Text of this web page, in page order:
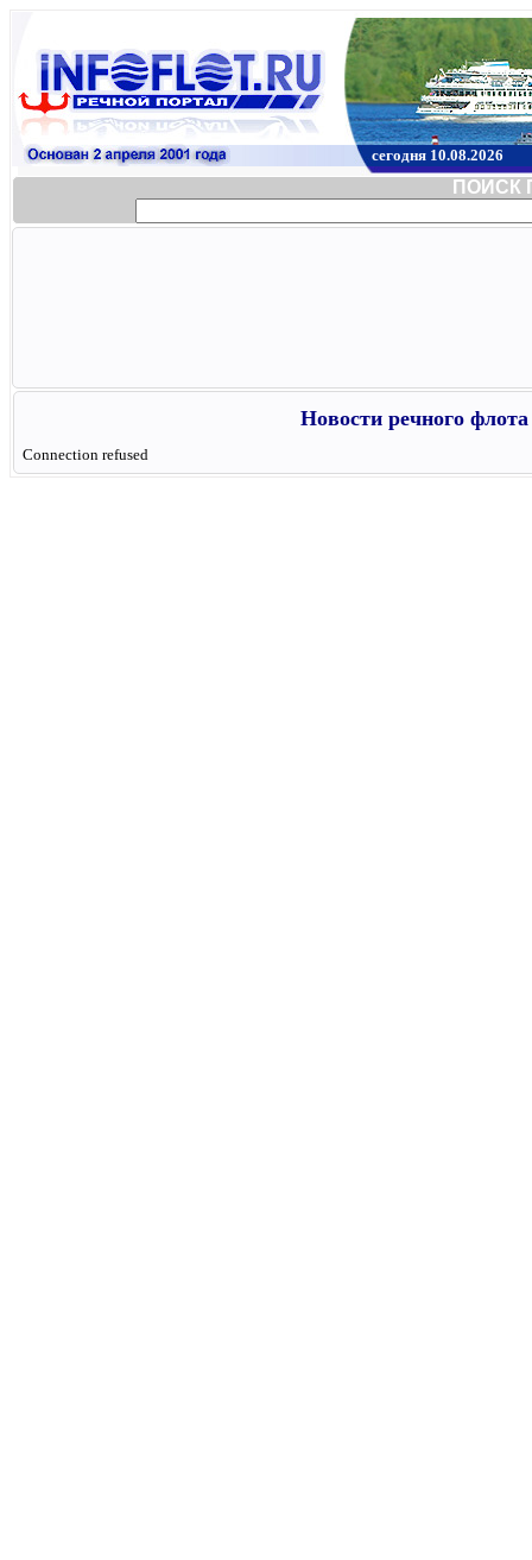
сегодня 10.08.2026
ПОИСК
Новости речного
Connection refused